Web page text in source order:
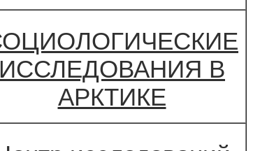
ИССЛЕДОВАНИЯ В
АРКТИКЕ